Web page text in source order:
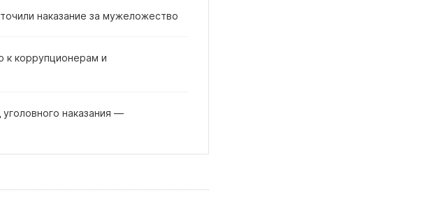
наказание за мужеложество
к коррупционерам и
наказания —